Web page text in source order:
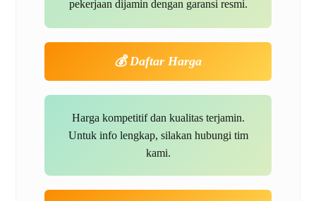
pekerjaan dijamin dengan garansi resmi.
💰 Daftar Harga
Harga kompetitif dan kualitas terjamin.
Untuk info lengkap, silakan hubungi tim
kami.